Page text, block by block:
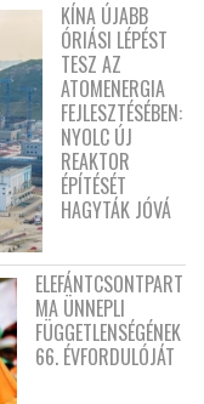
KÍNA ÚJABB
ÓRIÁSI LÉPÉST
TESZ AZ
ATOMENERGIA
FEJLESZTÉSÉBEN:
NYOLC ÚJ
REAKTOR
ÉPÍTÉSÉT
HAGYTÁK JÓVÁ
ELEFÁNTCSONTPART
MA ÜNNEPLI
FÜGGETLENSÉGÉNEK
66. ÉVFORDULÓJÁT